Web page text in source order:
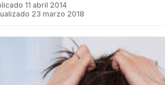
11 abril 2014
23 marzo 2018